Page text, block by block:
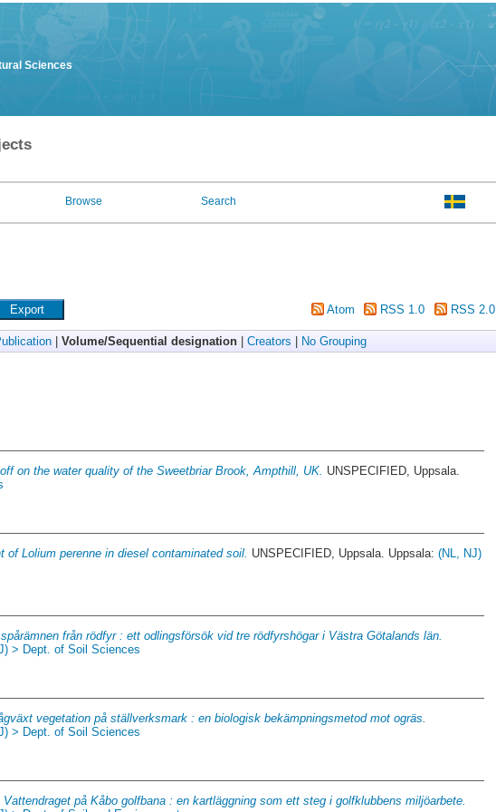
Sciences
Browse Search
Atom RSS 1.0 RSS 2.0
Volume/Sequential designation Creators No Grouping
on the water quality of the Sweetbriar Brook, Ampthill, UK. UNSPECIFIED, Uppsala.
of Lolium perenne in diesel contaminated soil. UNSPECIFIED, Uppsala. Uppsala:(NL, NJ)
från rödfyr : ett odlingsförsök vid tre rödfyrshögar i Västra Götalands län.
> Dept. of Soil Sciences
vegetation på ställverksmark : en biologisk bekämpningsmetod mot ogräs.
> Dept. of Soil Sciences
Vattendraget på Kåbo golfbana : en kartläggning som ett steg i golfklubbens miljöarbete.